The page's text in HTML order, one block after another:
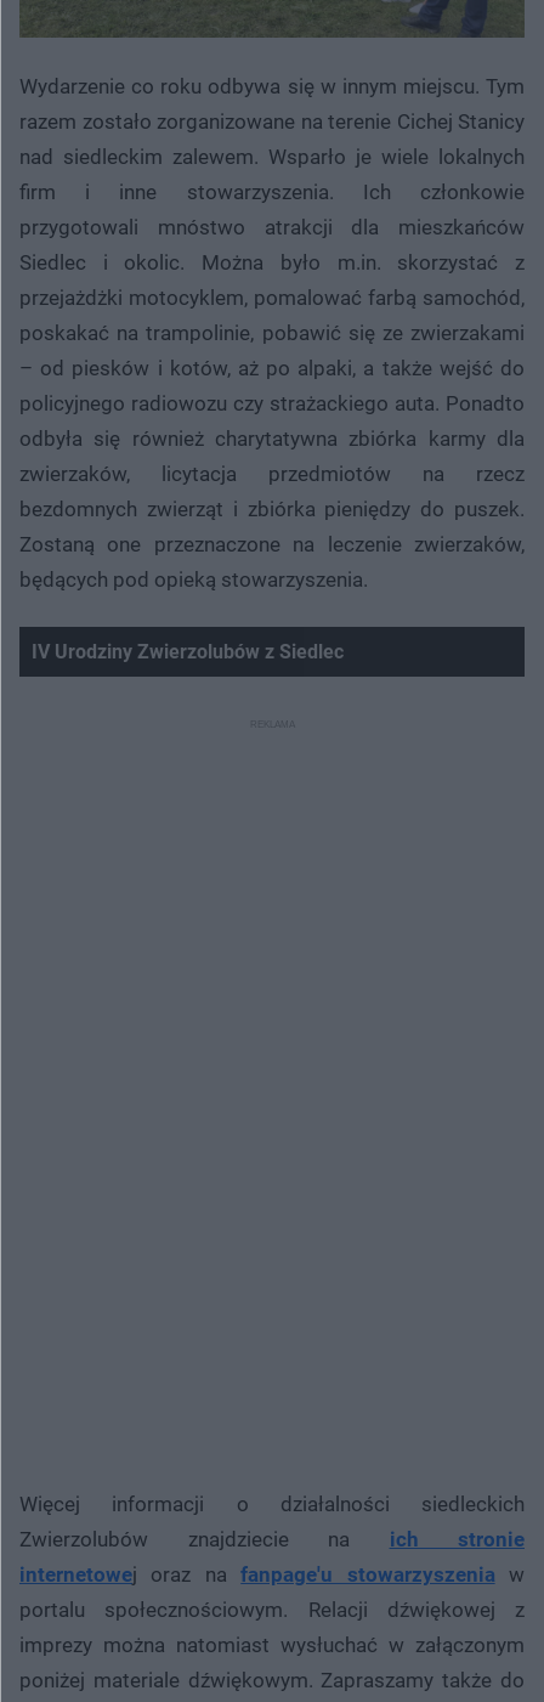
Wydarzenie co roku odbywa się w innym miejscu. Tym
razem zostało zorganizowane na terenie Cichej Stanicy
nad siedleckim zalewem. Wsparło je wiele lokalnych
firm i inne stowarzyszenia. Ich członkowie
przygotowali mnóstwo atrakcji dla mieszkańców
Siedlec i okolic. Można było m.in. skorzystać z
przejażdżki motocyklem, pomalować farbą samochód,
poskakać na trampolinie, pobawić się ze zwierzakami
– od piesków i kotów, aż po alpaki, a także wejść do
policyjnego radiowozu czy strażackiego auta. Ponadto
odbyła się również charytatywna zbiórka karmy dla
zwierzaków, licytacja przedmiotów na rzecz
bezdomnych zwierząt i zbiórka pieniędzy do puszek.
Zostaną one przeznaczone na leczenie zwierzaków,
będących pod opieką stowarzyszenia.
IV Urodziny Zwierzolubów z Siedlec
Więcej informacji o działalności siedleckich
Zwierzolubów znajdziecie na ich stronie
internetowej oraz nafanpage'u stowarzyszeniaw
portalu społecznościowym. Relacji dźwiękowej z
imprezy można natomiast wysłuchać w załączonym
poniżej materiale dźwiękowym. Zapraszamy także do